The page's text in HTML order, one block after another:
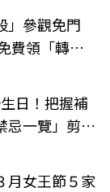
」參觀免門
費領「轉心
日！把握補
忌一覽」剪髮
月女王節５家